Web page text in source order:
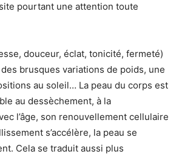
pourtant une attention toute
douceur, éclat, tonicité, fermeté)
brusques variations de poids, une
au soleil… La peau du corps est
au dessèchement, à la
l’âge, son renouvellement cellulaire
s’accélère, la peau se
Cela se traduit aussi plus